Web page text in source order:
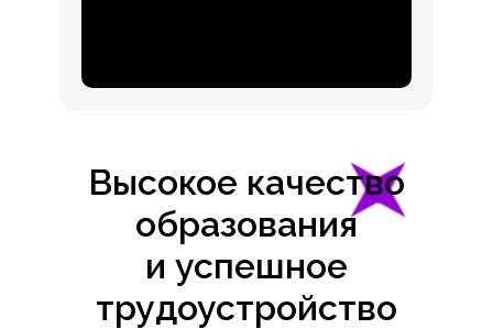
Высокое качество
образования
и успешное
трудоустройство